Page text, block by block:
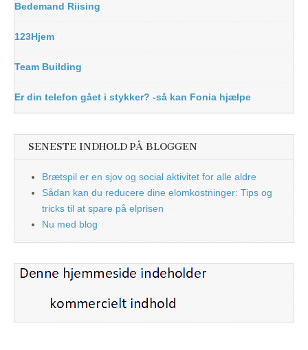
Bedemand Riising
123Hjem
Team Building
Er din telefon gået i stykker? -så kan Fonia hjælpe
SENESTE INDHOLD PÅ BLOGGEN
Brætspil er en sjov og social aktivitet for alle aldre
Sådan kan du reducere dine elomkostninger: Tips og
tricks til at spare på elprisen
Nu med blog